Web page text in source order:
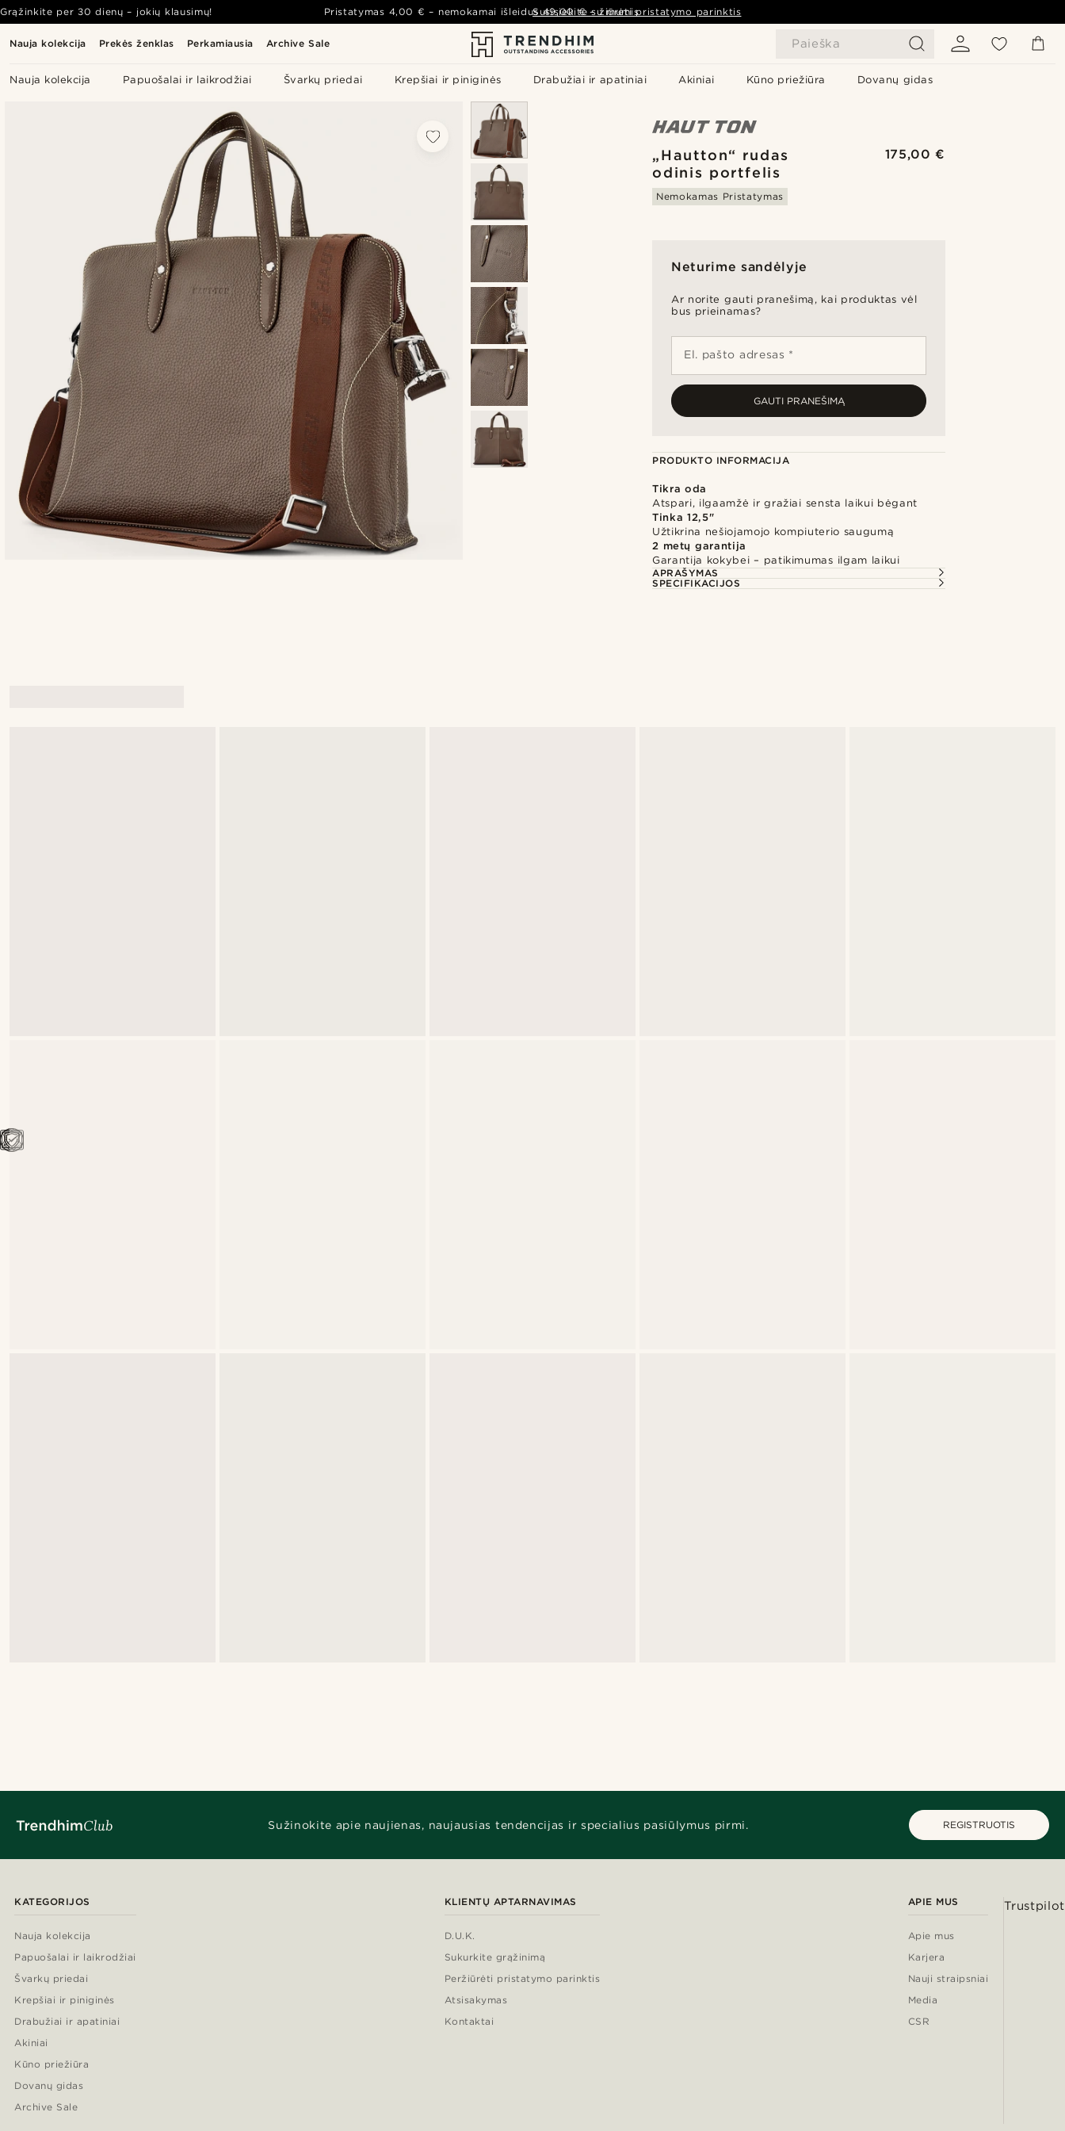
Nauja kolekcija Prekės ženklas Perkamiausia Archive Sale Paieška
Nauja kolekcija Papuošalai ir laikrodžiai Švarkų priedai Krepšiai ir piniginės Drabužiai ir apatiniai Akiniai Kūno priežiūra Dovanų gidas
Grąžinkite per 30 dienų – jokių klausimų! Pristatymas 4,00 € – nemokamai išleidus49,00 € – žiūrėti pristatymo parinktis
Susisiekite su mumis
„Hautton“ rudas
odinis portfelis
175,00 €
Nemokamas Pristatymas
Neturime sandėlyje
Ar norite gauti pranešimą, kai produktas vėl
bus prieinamas?
El. pašto adresas *
GAUTI PRANEŠIMĄ
PRODUKTO INFORMACIJA
Tikra oda
Atspari, ilgaamžė ir gražiai sensta laikui bėgant
Tinka 12,5"
Užtikrina nešiojamojo kompiuterio saugumą
2 metų garantija
Garantija kokybei – patikimumas ilgam laikui
APRAŠYMAS
SPECIFIKACIJOS
Sužinokite apie naujienas, naujausias tendencijas ir specialius pasiūlymus pirmi. REGISTRUOTIS
KATEGORIJOS
Nauja kolekcija
Papuošalai ir laikrodžiai
Švarkų priedai
Krepšiai ir piniginės
Drabužiai ir apatiniai
Akiniai
Kūno priežiūra
Dovanų gidas
Archive Sale
KLIENTŲ APTARNAVIMAS
D.U.K.
Sukurkite grąžinimą
Peržiūrėti pristatymo parinktis
Atsisakymas
Kontaktai
APIE MUS
Apie mus
Karjera
Nauji straipsniai
Media
CSR
Trustpilot